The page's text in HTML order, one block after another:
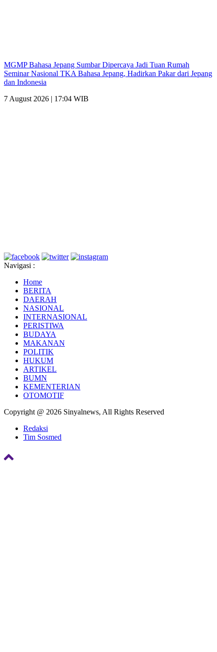
MGMP Bahasa Jepang Sumbar Dipercaya Jadi Tuan Rumah
Seminar Nasional TKA Bahasa Jepang, Hadirkan Pakar dari Jepang
dan Indonesia
7 August 2026 | 17:04 WIB
Navigasi :
Home
BERITA
DAERAH
NASIONAL
INTERNASIONAL
PERISTIWA
BUDAYA
MAKANAN
POLITIK
HUKUM
ARTIKEL
BUMN
KEMENTERIAN
OTOMOTIF
Copyright @ 2026 Sinyalnews, All Rights Reserved
Redaksi
Tim Sosmed